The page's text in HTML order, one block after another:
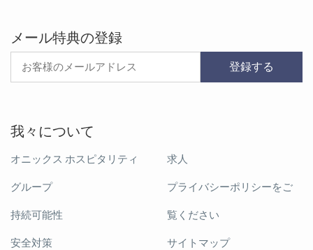
メール特典の登録
登録する
我々について
オニックス ホスピタリティ
グループ
持続可能性
安全対策
求人
プライバシーポリシーをご
覧ください
サイトマップ